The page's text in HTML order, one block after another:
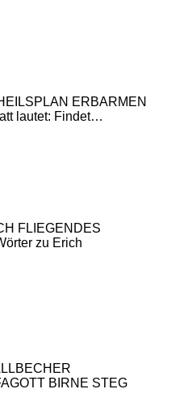
ERBARMEN
lautet: Findet…
FLIEGENDES
zu Erich
BIRNE STEG